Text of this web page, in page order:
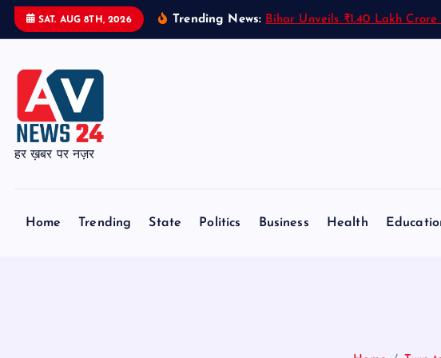
SAT. AUG 8TH, 2026 Trending News: Bihar Unveils ₹1.40 Lakh
हर ख़बर पर नज़र
Home Trending State Politics Business Health